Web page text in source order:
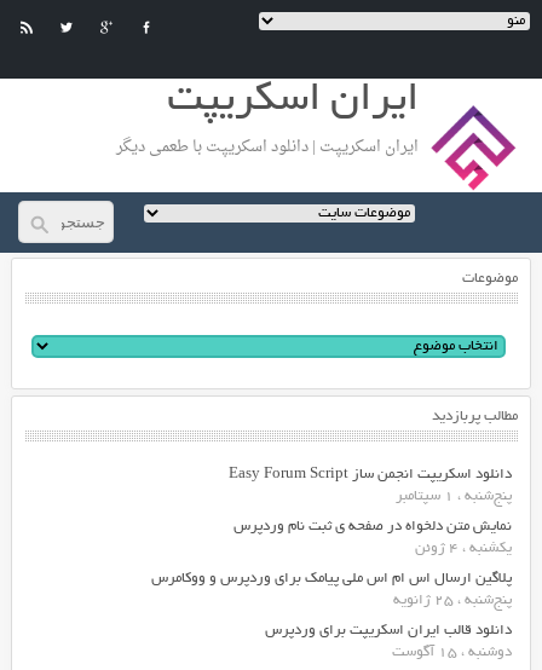
ایران اسکریپت
ایران اسکریپت | دانلود اسکریپت با طعمی دیگر
موضوعات
مطالب پربازدید
دانلود اسکریپت انجمن ساز Easy Forum Script
پنج‌شنبه ، 1 سپتامبر
نمایش متن دلخواه در صفحه ی ثبت نام وردپرس
یکشنبه ، 4 ژوئن
پلاگین ارسال اس ام اس ملی پیامک برای وردپرس و ووکامرس
پنج‌شنبه ، 25 ژانویه
دانلود قالب ایران اسکریپت برای وردپرس
دوشنبه ، 15 آگوست